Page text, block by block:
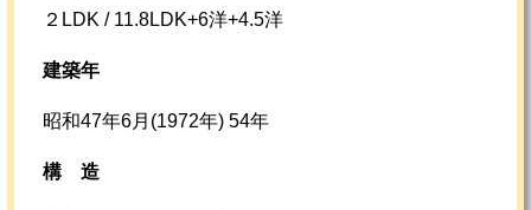
２LDK / 11.8LDK+6洋+4.5洋
建築年
昭和47年6月(1972年) 54年
構 造